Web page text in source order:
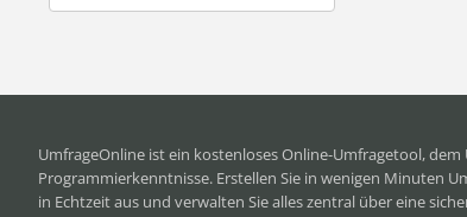
UmfrageOnline ist ein kostenloses Online-Umfragetool,
Programmierkenntnisse. Erstellen Sie in wenigen Minuten
in Echtzeit aus und verwalten Sie alles zentral über eine